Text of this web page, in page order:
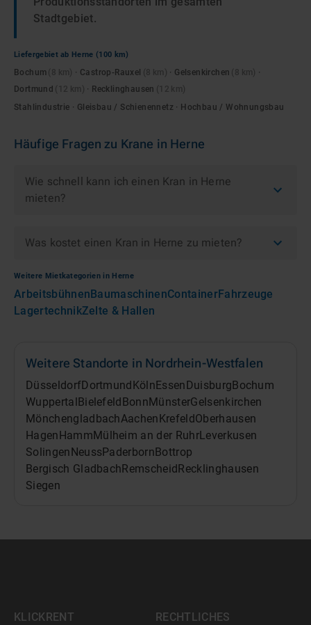
Stadtgebiet.
Liefergebiet ab Herne (100 km)
Bochum · Castrop-Rauxel · Gelsenkirchen
·
Dortmund
· Recklinghausen
Stahlindustrie · Gleisbau / Schienennetz · Hochbau / Wohnungsbau
Häufige Fragen zu Krane in Herne
Wie schnell kann ich einen Kran in Herne
mieten?
Was kostet einen Kran in Herne zu mieten?
Weitere Mietkategorien in Herne
ArbeitsbühnenBaumaschinenContainerFahrzeuge
LagertechnikZelte & Hallen
Weitere Standorte in Nordrhein-Westfalen
DüsseldorfDortmund Köln Essen Duisburg Bochum
Wuppertal Bielefeld Bonn MünsterGelsenkirchen
MönchengladbachAachen Krefeld Oberhausen
Hagen Hamm Mülheim an der RuhrLeverkusen
Solingen Neuss Paderborn Bottrop
Bergisch Gladbach Remscheid Recklinghausen
Siegen
KLICKRENT RECHTLICHES